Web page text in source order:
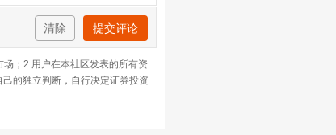
清除 提交评论
；2.用户在本社区发表的所有资
的独立判断，自行决定证券投资